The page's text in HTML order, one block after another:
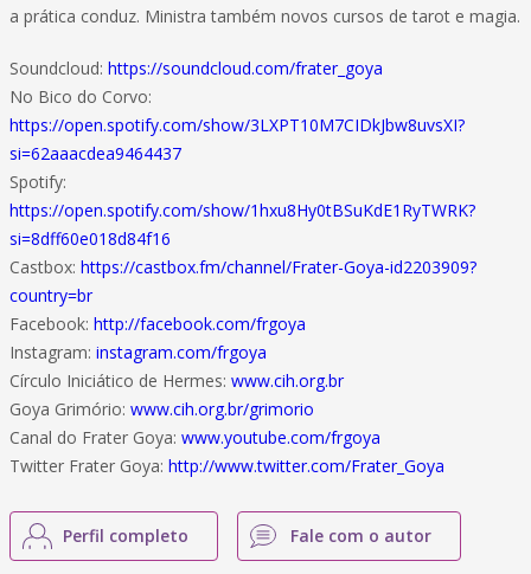
a prática conduz. Ministra também novos cursos de tarot e magia.
Soundcloud: https://soundcloud.com/frater_goya
No Bico do Corvo:
https://open.spotify.com/show/3LXPT10M7CIDkJbw8uvsXI?
si=62aaacdea9464437
Spotify:
https://open.spotify.com/show/1hxu8Hy0tBSuKdE1RyTWRK?
si=8dff60e018d84f16
Castbox: https://castbox.fm/channel/Frater-Goya-id2203909?
country=br
Facebook: http://facebook.com/frgoya
Instagram: instagram.com/frgoya
Círculo Iniciático de Hermes: www.cih.org.br
Goya Grimório: www.cih.org.br/grimorio
Canal do Frater Goya: www.youtube.com/frgoya
Twitter Frater Goya: http://www.twitter.com/Frater_Goya
Perfil completo Fale com o autor